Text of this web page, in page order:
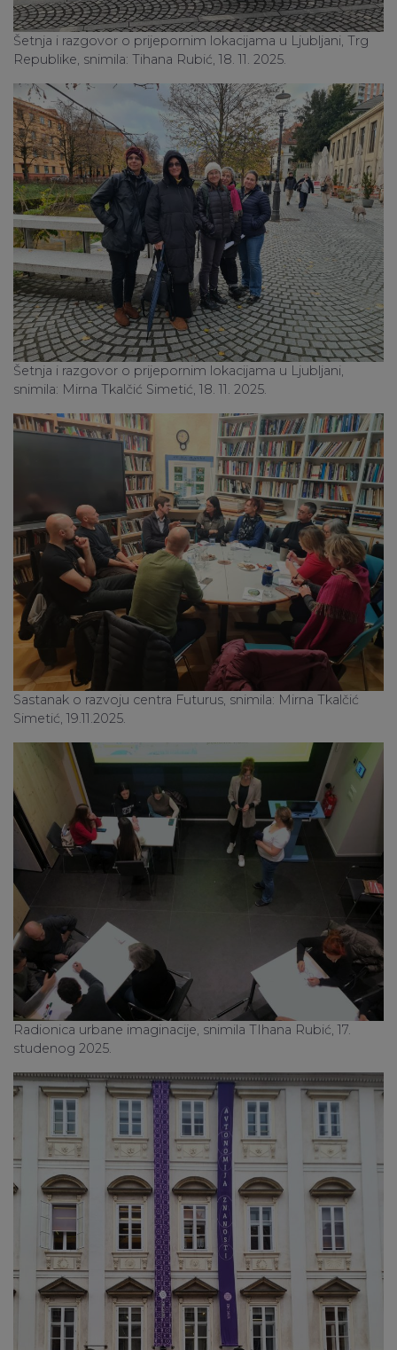
Šetnja i razgovor o prijepornim lokacijama u Ljubljani, Trg
Republike, snimila: Tihana Rubić, 18. 11. 2025.
Šetnja i razgovor o prijepornim lokacijama u Ljubljani,
snimila: Mirna Tkalčić Simetić, 18. 11. 2025.
Sastanak o razvoju centra Futurus, snimila: Mirna Tkalčić
Simetić, 19.11.2025.
Radionica urbane imaginacije, snimila TIhana Rubić, 17.
studenog 2025.